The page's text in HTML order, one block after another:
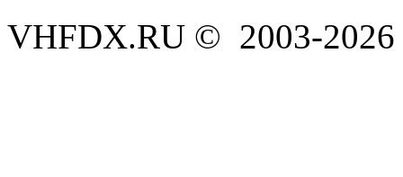
VHFDX.RU © 2003-2026